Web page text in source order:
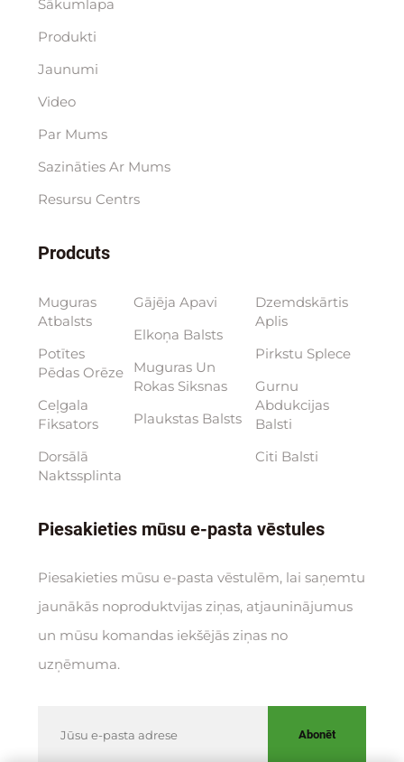
Sākumlapa
Produkti
Jaunumi
Video
Par Mums
Sazināties Ar Mums
Resursu Centrs
Prodcuts
Muguras
Atbalsts
Potītes
Pēdas Orēze
Ceļgala
Fiksators
Dorsālā
Naktssplinta
Gājēja Apavi
Elkoņa Balsts
Muguras Un
Rokas Siksnas
Plaukstas Balsts
Dzemdskārtis
Aplis
Pirkstu Splece
Gurnu
Abdukcijas
Balsti
Citi Balsti
Piesakieties mūsu e-pasta vēstules
Piesakieties mūsu e-pasta vēstulēm, lai saņemtu
jaunākās noproduktvijas ziņas, atjauninājumus
un mūsu komandas iekšējās ziņas no
uzņēmuma.
Abonēt